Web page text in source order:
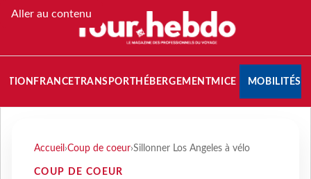
Aller au contenu
FRANCETRANSPORT HÉBERGEMENTMICE MOBILITÉS
Accueil ›Coup de coeur›Sillonner Los Angeles à vélo
COUP DE COEUR